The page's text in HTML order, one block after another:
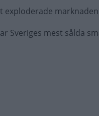
exploderade
Sveriges mest sålda